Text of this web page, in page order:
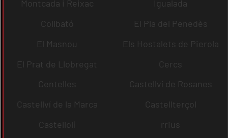
Montcada i Reixac
Igualada
Collbató
El Pla del Penedès
El Masnou
Els Hostalets de Pierola
El Prat de Llobregat
Cercs
Centelles
Castellví de Rosanes
Castellví de la Marca
Castellterçol
Castellolí
rrius